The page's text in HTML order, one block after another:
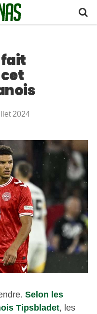
fait
2024
Selon les
Tipsbladet, les